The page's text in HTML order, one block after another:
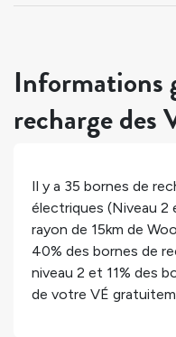
Informations
recharge des
Il y a 35 bornes de
électriques (Niveau 2
rayon de 15km de
40% des bornes de
niveau 2 et 11% des
de votre VÉ